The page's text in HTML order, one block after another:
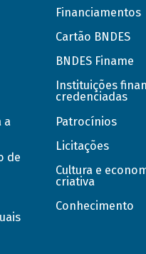
a
de
Financiamentos
Cartão BNDES
BNDES Finame
Instituições
credenciadas
Patrocínios
Licitações
Cultura e
criativa
Conhecimento